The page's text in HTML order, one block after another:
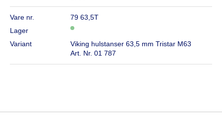
Vare nr.
79 63,5T
Lager
Variant
Viking hulstanser 63,5 mm Tristar M63
Art. Nr. 01 787